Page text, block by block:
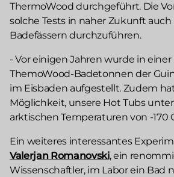
ThermoWood durchgeführt. Die
solche Tests in naher Zukunft
Badefässern durchzuführen.
- Vor einigen Jahren wurde in
ThemoWood-Badetonnen der
im Eisbaden aufgestellt. Zudem
Möglichkeit, unsere Hot Tubs
arktischen Temperaturen von -170
Ein weiteres interessantes
Valerjan Romanovski, ein
Wissenschaftler, im Labor ein Bad